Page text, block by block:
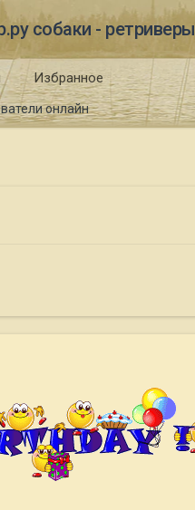
собаки - ретриверы
онлайн
Избранное